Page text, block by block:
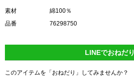
素材
綿100％
品番
76298750
LINEでおねだり
このアイテムを「おねだり」してみませんか？